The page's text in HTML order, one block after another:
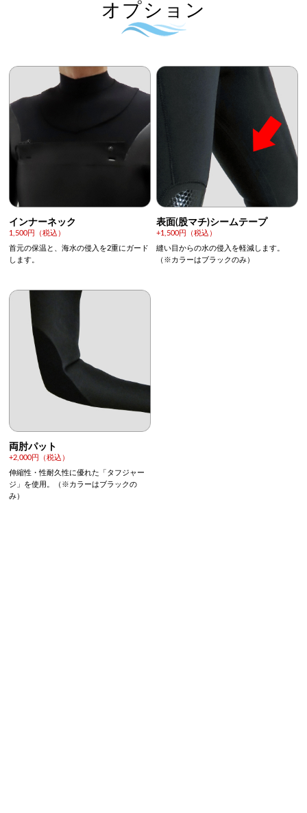
オプション
インナーネック
1,500円（税込）
首元の保温と、海水の侵入を2重にガード
します。
表面(股マチ)シームテープ
+1,500円（税込）
縫い目からの水の侵入を軽減します。
（※カラーはブラックのみ）
両肘パット
+2,000円（税込）
伸縮性・性耐久性に優れた「タフジャー
ジ」を使用。（※カラーはブラックの
み）